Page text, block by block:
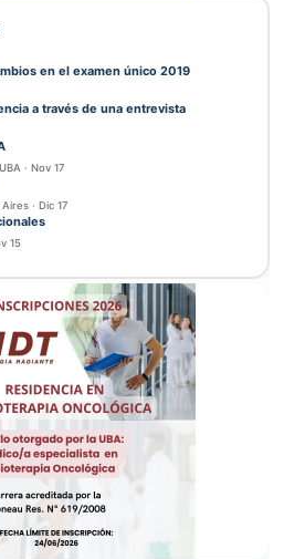
en el examen único 2019
a través de una entrevista
· Nov 17
Aires · Dic 17
15